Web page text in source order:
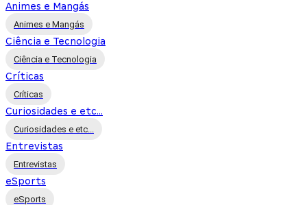
Animes e Mangás
Animes e Mangás
Ciência e Tecnologia
Ciência e Tecnologia
Críticas
Críticas
Curiosidades e etc...
Curiosidades e etc...
Entrevistas
Entrevistas
eSports
eSports